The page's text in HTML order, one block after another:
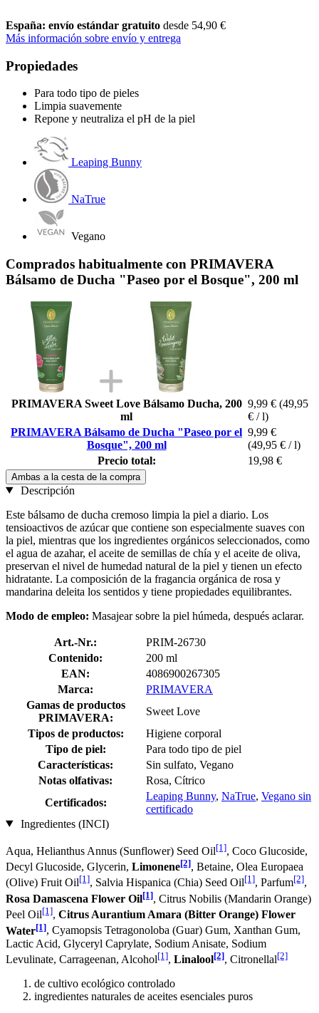
España: envío estándar gratuito desde 54,90 €
Más información sobre envío y entrega
Propiedades
Para todo tipo de pieles
Limpia suavemente
Repone y neutraliza el pH de la piel
Leaping Bunny
NaTrue
Vegano
Comprados habitualmente con PRIMAVERA
Bálsamo de Ducha "Paseo por el Bosque", 200 ml
PRIMAVERA Sweet Love Bálsamo Ducha, 200
ml
9,99 € (49,95
€ / l)
PRIMAVERA Bálsamo de Ducha "Paseo por el
Bosque", 200 ml
9,99 €
(49,95 € / l)
Precio total:
19,98 €
Ambas a la cesta de la compra
Descripción
Este bálsamo de ducha cremoso limpia la piel a diario. Los
tensioactivos de azúcar que contiene son especialmente suaves con
la piel, mientras que los ingredientes orgánicos seleccionados, como
el agua de azahar, el aceite de semillas de chía y el aceite de oliva,
preservan el nivel de humedad natural de la piel y tienen un efecto
hidratante. La composición de la fragancia orgánica de rosa y
mandarina deleita los sentidos y tiene propiedades equilibrantes.
Modo de empleo: Masajear sobre la piel húmeda, después aclarar.
Art.-Nr.:
PRIM-26730
Contenido:
200 ml
EAN:
4086900267305
Marca:
PRIMAVERA
Gamas de productos
PRIMAVERA:
Sweet Love
Tipos de productos:
Higiene corporal
Tipo de piel:
Para todo tipo de piel
Características:
Sin sulfato, Vegano
Notas olfativas:
Rosa, Cítrico
Certificados:
Leaping Bunny, NaTrue, Vegano sin
certificado
Ingredientes (INCI)
Aqua, Helianthus Annus (Sunflower) Seed Oil[1], Coco Glucoside,
Decyl Glucoside, Glycerin, Limonene[2], Betaine, Olea Europaea
(Olive) Fruit Oil[1], Salvia Hispanica (Chia) Seed Oil[1], Parfum[2],
Rosa Damascena Flower Oil[1], Citrus Nobilis (Mandarin Orange)
Peel Oil[1], Citrus Aurantium Amara (Bitter Orange) Flower
Water[1], Cyamopsis Tetragonoloba (Guar) Gum, Xanthan Gum,
Lactic Acid, Glyceryl Caprylate, Sodium Anisate, Sodium
Levulinate, Carrageenan, Alcohol[1], Linalool[2], Citronellal[2]
de cultivo ecológico controlado
ingredientes naturales de aceites esenciales puros